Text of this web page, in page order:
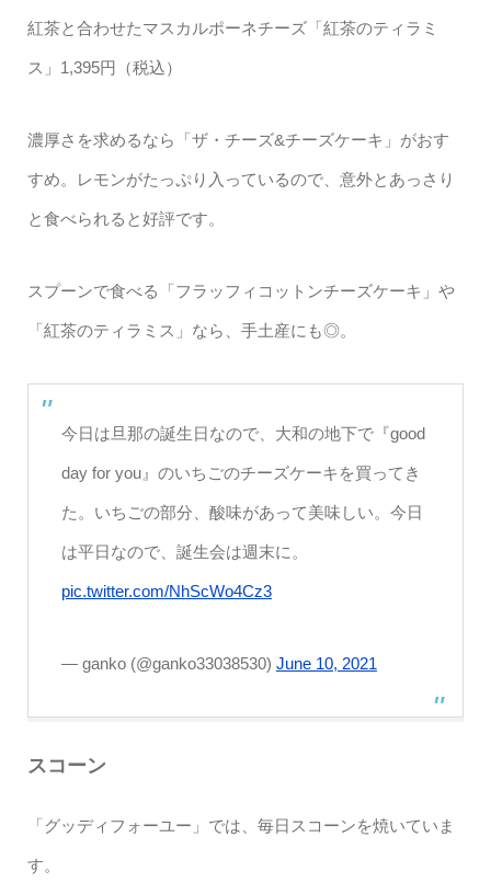
紅茶と合わせたマスカルポーネチーズ「紅茶のティラミ
ス」1,395円（税込）
濃厚さを求めるなら「ザ・チーズ&チーズケーキ」がおす
すめ。レモンがたっぷり入っているので、意外とあっさり
と食べられると好評です。
スプーンで食べる「フラッフィコットンチーズケーキ」や
「紅茶のティラミス」なら、手土産にも◎。
今日は旦那の誕生日なので、大和の地下で『good
day for you』のいちごのチーズケーキを買ってき
た。いちごの部分、酸味があって美味しい。今日
は平日なので、誕生会は週末に。
pic.twitter.com/NhScWo4Cz3
— ganko (@ganko33038530) June 10, 2021
スコーン
「グッディフォーユー」では、毎日スコーンを焼いていま
す。